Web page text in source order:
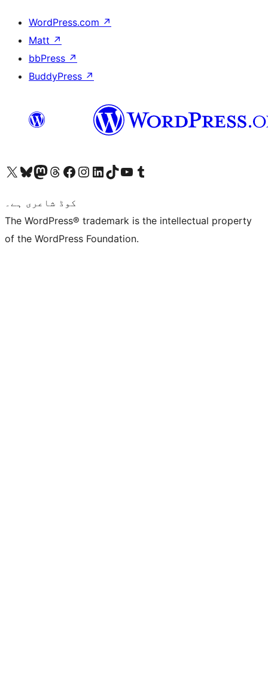
WordPress.com ↗
Matt ↗
bbPress ↗
BuddyPress ↗
Visit our X (formerly Twitter) account
ہمارے بلیواسکائی اکاؤنٹ پر جائیں
Visit our Mastodon account
ہمارے ٹھریڈز اکاؤنٹ پر جائیں
Visit our Facebook page
Visit our Instagram account
Visit our LinkedIn account
ہمارے ٹک ٹاک اکاؤنٹ پر جائیں
Visit our YouTube channel
ہمارے ٹمبلر اکاؤنٹ پر جائیں
کوڈ شاعری ہے۔
The WordPress® trademark is the intellectual property
of the WordPress Foundation.